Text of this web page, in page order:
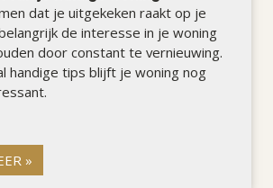
dat je uitgekeken raakt op je
de interesse in je woning
door constant te vernieuwing.
handige tips blijft je woning nog
»